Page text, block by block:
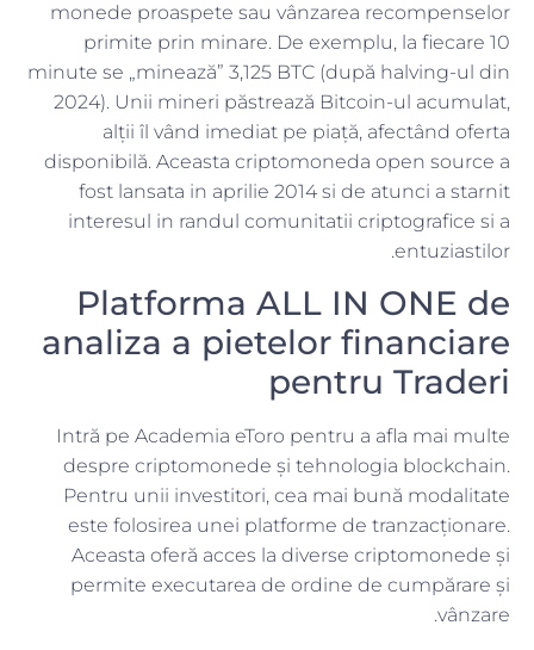
monede proaspete sau vânzarea recompenselor
primite prin minare. De exemplu, la fiecare 10
minute se „minează” 3,125 BTC (după halving-ul din
2024). Unii mineri păstrează Bitcoin-ul acumulat,
alții îl vând imediat pe piață, afectând oferta
disponibilă. Aceasta criptomoneda open source a
fost lansata in aprilie 2014 si de atunci a starnit
interesul in randul comunitatii criptografice si a
entuziastilor.
Platforma ALL IN ONE de
analiza a pietelor financiare
pentru Traderi
Intră pe Academia eToro pentru a afla mai multe
despre criptomonede și tehnologia blockchain.
Pentru unii investitori, cea mai bună modalitate
este folosirea unei platforme de tranzacționare.
Aceasta oferă acces la diverse criptomonede și
permite executarea de ordine de cumpărare și
vânzare.